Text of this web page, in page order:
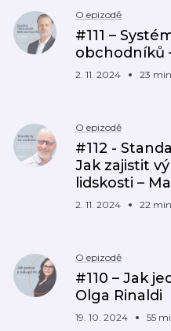
O epizodě
#111 –
obchodníků
2. 11. 2024 23 min
O epizodě
#112 -
Jak zajistit
lidskosti –
2. 11. 2024 22 min
O epizodě
#110 – Jak
Olga Rinaldi
19. 10. 2024 55